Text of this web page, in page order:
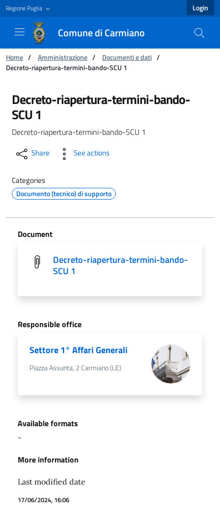
Regione Puglia Login
Comune di Carmiano
You are:
Home / Amministrazione / Documenti e dati /
Decreto-riapertura-termini-bando-SCU 1
Decreto-riapertura-termini-bando-SCU 1 -
Decreto-riapertura-termini-bando-
SCU 1
Decreto-riapertura-termini-bando-SCU 1
Share See actions
Categories
Documento (tecnico) di supporto
Document
Decreto-riapertura-termini-bando-
SCU 1
Responsible office
Settore 1° Affari Generali
Piazza Assunta, 2 Carmiano (LE)
Available formats
-
More information
Last modified date
17/06/2024, 16:06